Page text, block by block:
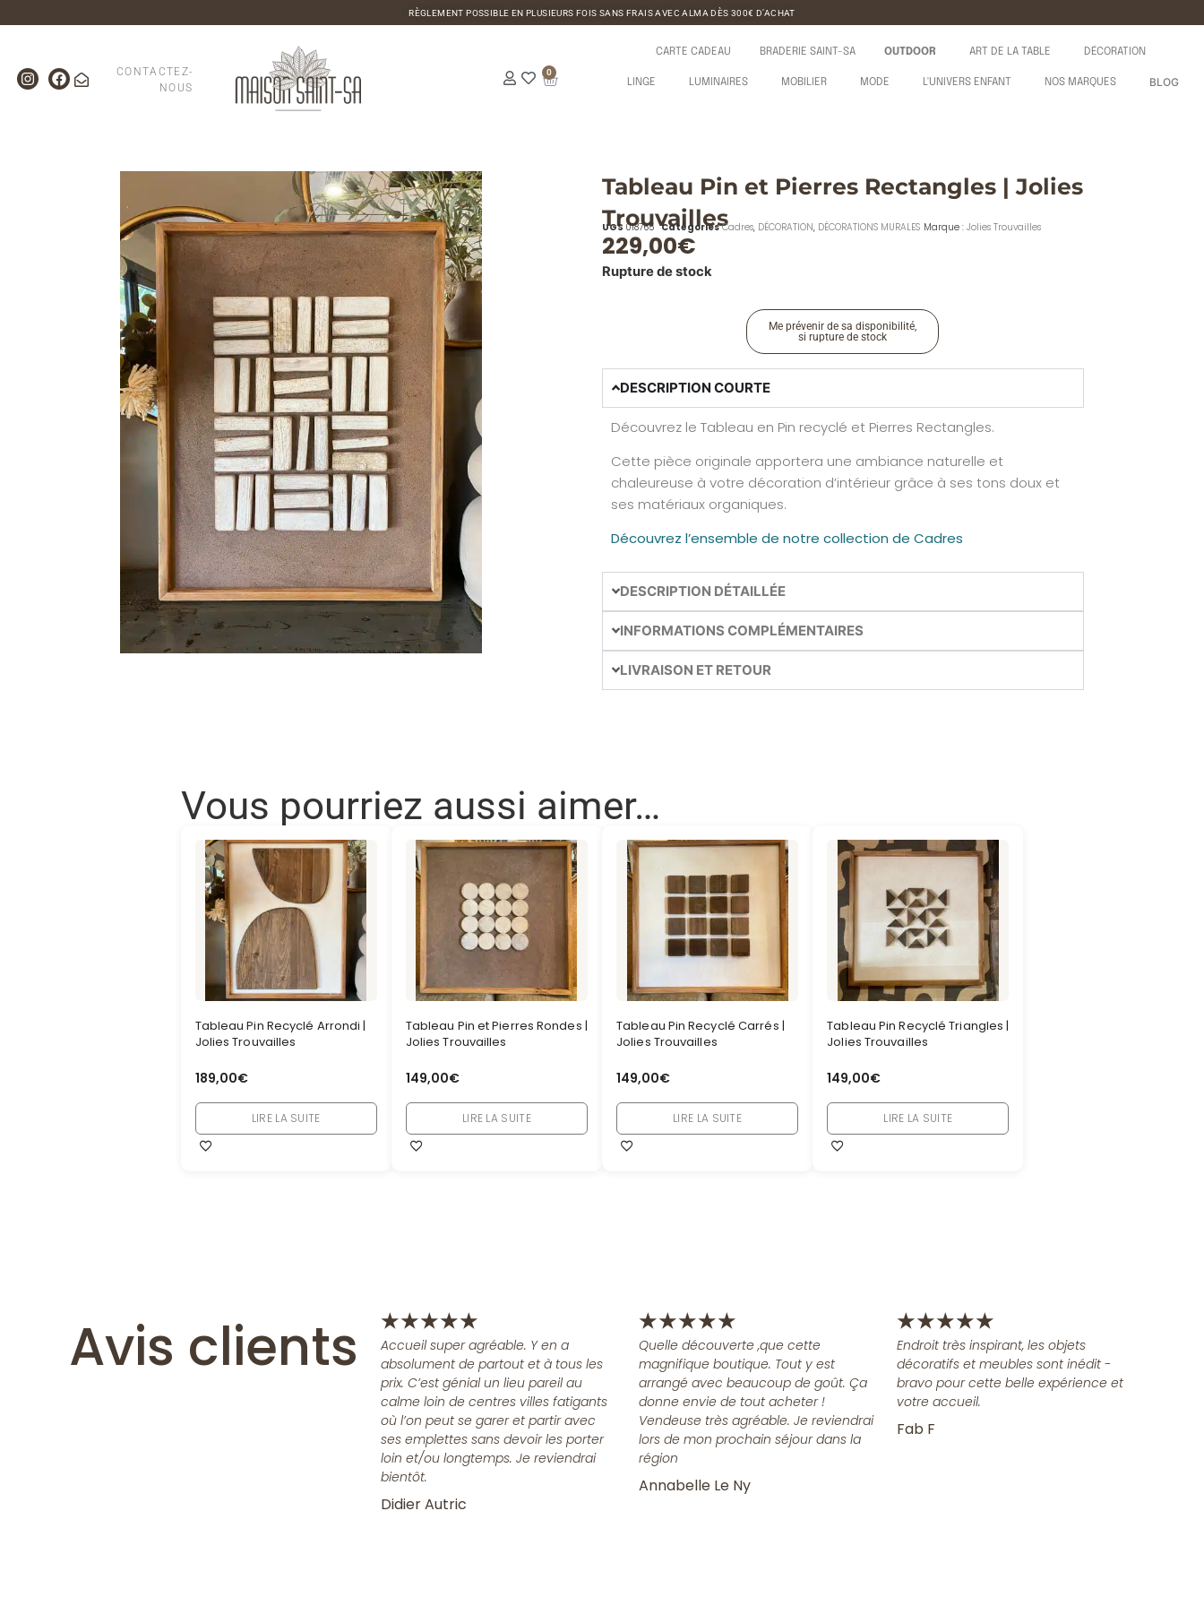
RÈGLEMENT POSSIBLE EN PLUSIEURS FOIS SANS FRAIS AVEC ALMA DÈS 300€ D’ACHAT
CONTACTEZ-
NOUS
0
CARTE CADEAU BRADERIE SAINT-SA OUTDOOR ART DE LA TABLE DÉCORATION
LINGE LUMINAIRES MOBILIER MODE L'UNIVERS ENFANT NOS MARQUES BLOG
Tableau Pin et Pierres Rectangles | Jolies
Trouvailles
UGS 018765 Catégories Cadres, DÉCORATION, DÉCORATIONS MURALES Marque : Jolies Trouvailles
229,00€
Rupture de stock
Me prévenir de sa disponibilité,
si rupture de stock
DESCRIPTION COURTE
Découvrez le Tableau en Pin recyclé et Pierres Rectangles.
Cette pièce originale apportera une ambiance naturelle et
chaleureuse à votre décoration d’intérieur grâce à ses tons doux et
ses matériaux organiques.
Découvrez l’ensemble de notre collection de Cadres
DESCRIPTION DÉTAILLÉE
INFORMATIONS COMPLÉMENTAIRES
LIVRAISON ET RETOUR
Vous pourriez aussi aimer…
Tableau Pin Recyclé Arrondi |
Jolies Trouvailles
189,00€
LIRE LA SUITE
Tableau Pin et Pierres Rondes |
Jolies Trouvailles
149,00€
LIRE LA SUITE
Tableau Pin Recyclé Carrés |
Jolies Trouvailles
149,00€
LIRE LA SUITE
Tableau Pin Recyclé Triangles |
Jolies Trouvailles
149,00€
LIRE LA SUITE
Avis clients ★★★★★
Accueil super agréable. Y en a
absolument de partout et à tous les
prix. C’est génial un lieu pareil au
calme loin de centres villes fatigants
où l’on peut se garer et partir avec
ses emplettes sans devoir les porter
loin et/ou longtemps. Je reviendrai
bientôt.
Didier Autric
★★★★★
Quelle découverte ,que cette
magnifique boutique. Tout y est
arrangé avec beaucoup de goût. Ça
donne envie de tout acheter !
Vendeuse très agréable. Je reviendrai
lors de mon prochain séjour dans la
région
Annabelle Le Ny
★★★★★
Endroit très inspirant, les objets
décoratifs et meubles sont inédit -
bravo pour cette belle expérience et
votre accueil.
Fab F